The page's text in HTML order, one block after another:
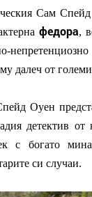
Сам
федора,
далеч от
Оуен
детектив от
с богато
си случаи.